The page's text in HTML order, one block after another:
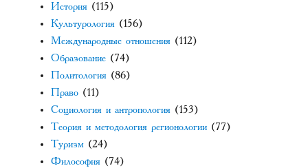
История (115)
Культурология (156)
Международные отношения (112)
Образование (74)
Политология (86)
Право (11)
Социология и антропология (153)
Теория и методология регионологии (77)
Туризм (24)
Философия (74)